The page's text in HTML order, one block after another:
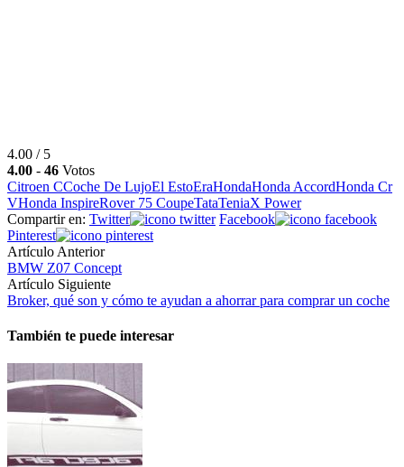
4.00 / 5
4.00 - 46 Votos
Citroen CCoche De LujoEl EstoEraHondaHonda AccordHonda Cr
VHonda InspireRover 75 CoupeTataTeniaX Power
Compartir en: Twitter
Facebook
Pinterest
Artículo Anterior
BMW Z07 Concept
Artículo Siguiente
Broker, qué son y cómo te ayudan a ahorrar para comprar un coche
También te puede interesar